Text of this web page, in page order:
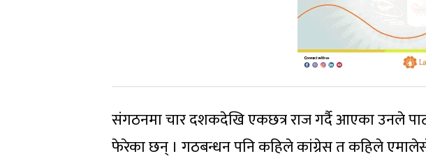
संगठनमा चार दशकदेखि एकछत्र राज गर्दै आएका उनले
फेरेका छन् । गठबन्धन पनि कहिले कांग्रेस त कहिले